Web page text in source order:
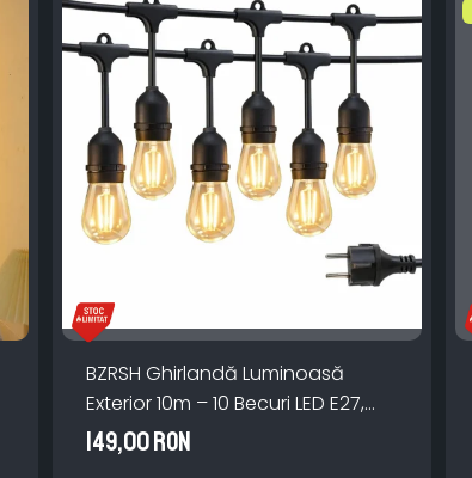
BZRSH Ghirlandă Luminoasă
Exterior 10m – 10 Becuri LED E27,
IP66, incarcare la priza, Lumină
Caldă pentru Grădină
149,00 RON